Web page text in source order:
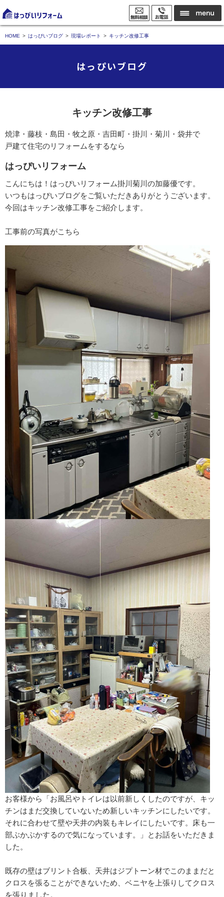
HOME はっぴいブログ 現場レポート キッチン改修工事
はっぴいブログ
キッチン改修工事
焼津・藤枝・島田・牧之原・吉田町・掛川・菊川・袋井で
戸建て住宅のリフォームをするなら
はっぴいリフォーム
こんにちは！はっぴいリフォーム掛川菊川の加藤優です。
いつもはっぴいブログをご覧いただきありがとうございます。
今回はキッチン改修工事をご紹介します。
工事前の写真がこちら
お客様から「お風呂やトイレは以前新しくしたのですが、キッ
チンはまだ交換していないため新しいキッチンにしたいです。
それに合わせて壁や天井の内装もキレイにしたいです。床も一
部ぶかぶかするので気になっています。」とお話をいただきま
した。
既存の壁はブリント合板、天井はジプトーン材でこのままだと
クロスを張ることができないため、ベニヤを上張りしてクロス
を張りました。